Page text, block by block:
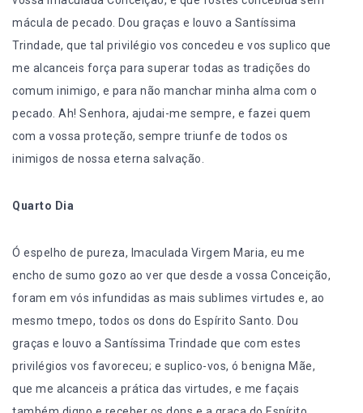
mácula de pecado. Dou graças e louvo a Santíssima
Trindade, que tal privilégio vos concedeu e vos suplico que
me alcanceis força para superar todas as tradições do
comum inimigo, e para não manchar minha alma com o
pecado. Ah! Senhora, ajudai-me sempre, e fazei quem
com a vossa proteção, sempre triunfe de todos os
inimigos de nossa eterna salvação.
Quarto Dia
Ó espelho de pureza, Imaculada Virgem Maria, eu me
encho de sumo gozo ao ver que desde a vossa Conceição,
foram em vós infundidas as mais sublimes virtudes e, ao
mesmo tmepo, todos os dons do Espírito Santo. Dou
graças e louvo a Santíssima Trindade que com estes
privilégios vos favoreceu; e suplico-vos, ó benigna Mãe,
que me alcanceis a prática das virtudes, e me façais